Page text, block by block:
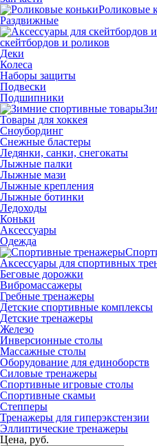
Роликовые
Раздвижные
скейтбордов и роликов
Деки
Колеса
Наборы защиты
Подвески
Подшипники
Товары для хоккея
Сноубординг
Снежные бластеры
Ледянки, санки, снегокаты
Лыжные палки
Лыжные мази
Лыжные крепления
Лыжные ботинки
Ледоходы
Коньки
Аксессуары
Одежда
Аксессуары для спортивных
Беговые дорожки
Вибромассажеры
Гребные тренажеры
Детские спортивные комплексы
Детские тренажеры
Железо
Инверсионные столы
Массажные столы
Оборудование для единоборств
Силовые тренажеры
Спортивные игровые столы
Спортивные скамьи
Степперы
Тренажеры для гиперэкстензии
Эллиптические тренажеры
Цена, руб.